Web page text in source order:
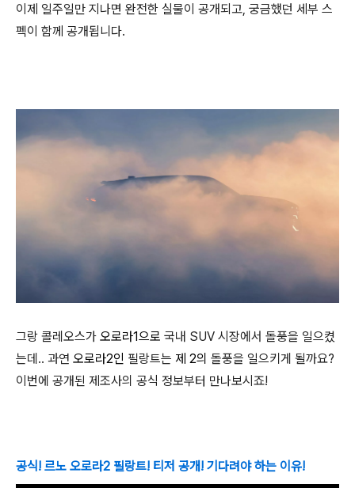
이제 일주일만 지나면 완전한 실물이 공개되고, 궁금했던 세부 스
펙이 함께 공개됩니다.
그랑 콜레오스가 오로라1으로 국내 SUV 시장에서 돌풍을 일으켰
는데.. 과연 오로라2인 필랑트는 제 2의 돌풍을 일으키게 될까요?
이번에 공개된 제조사의 공식 정보부터 만나보시죠!
공식! 르노 오로라2 필랑트! 티저 공개! 기다려야 하는 이유!